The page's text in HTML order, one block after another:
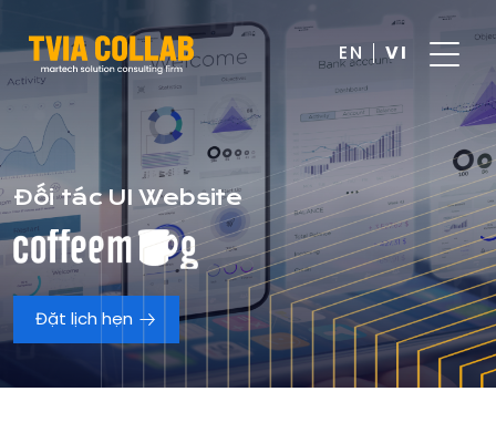
EN VI
Đối tác UI Website
Đặt lịch hẹn